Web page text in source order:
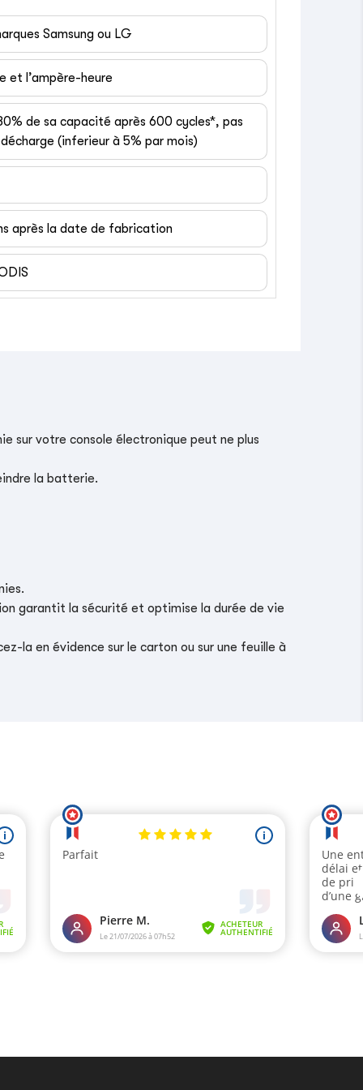
Samsung ou LG
et l’ampère-heure
de sa capacité après 600 cycles*, pas
(inferieur à 5% par mois)
après la date de fabrication
sur votre console électronique peut ne plus
la batterie.
garantit la sécurité et optimise la durée de vie
la en évidence sur le carton ou sur une feuille à